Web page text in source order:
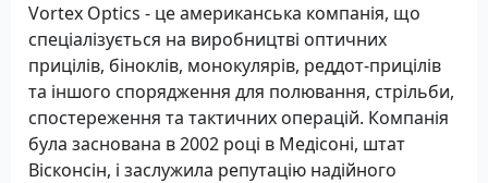
Vortex Optics - це американська компанія, що
спеціалізується на виробництві оптичних
прицілів, біноклів, монокулярів, реддот-прицілів
та іншого спорядження для полювання, стрільби,
спостереження та тактичних операцій. Компанія
була заснована в 2002 році в Медісоні, штат
Вісконсін, і заслужила репутацію надійного